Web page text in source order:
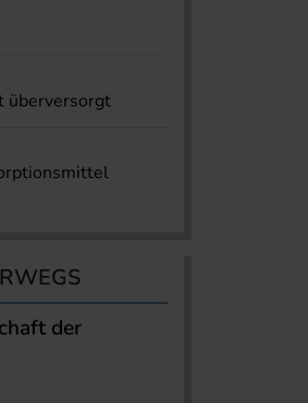
überversorgt
der